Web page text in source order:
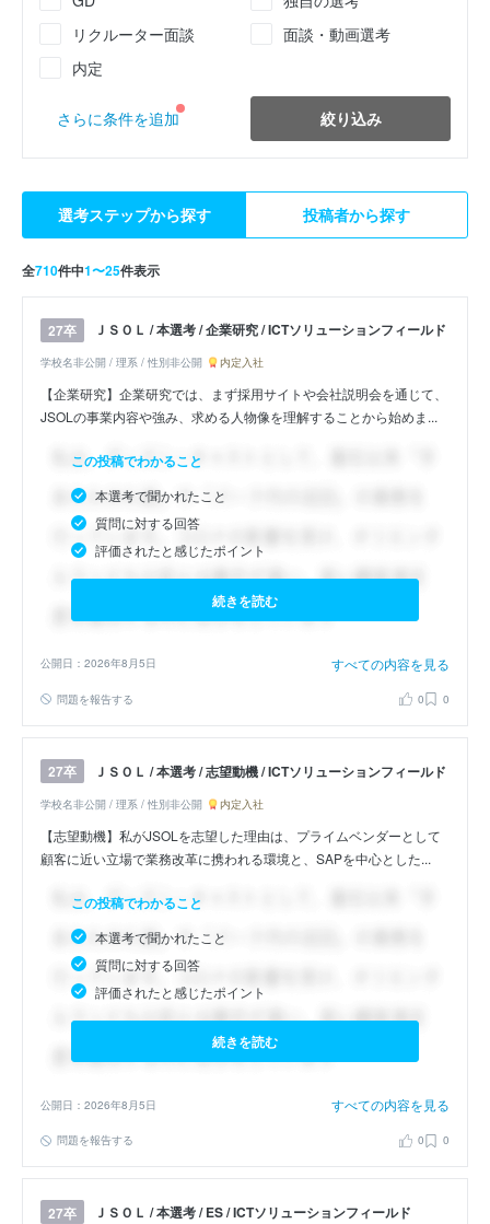
リクルーター面談
面談・動画選考
内定
さらに条件を追加 絞り込み
選考ステップから探す 投稿者から探す
全710件中1〜25件表示
27卒 ＪＳＯＬ / 本選考 / 企業研究 / ICTソリューションフィールド
学校名非公開 / 理系 / 性別非公開 内定入社
【企業研究】企業研究では、まず採用サイトや会社説明会を通じて、
JSOLの事業内容や強み、求める人物像を理解することから始めま...
この投稿でわかること
本選考で聞かれたこと
質問に対する回答
評価されたと感じたポイント
続きを読む
公開日：2026年8月5日 すべての内容を見る
問題を報告する 0 0
27卒 ＪＳＯＬ / 本選考 / 志望動機 / ICTソリューションフィールド
学校名非公開 / 理系 / 性別非公開 内定入社
【志望動機】私がJSOLを志望した理由は、プライムベンダーとして
顧客に近い立場で業務改革に携われる環境と、SAPを中心とした...
この投稿でわかること
本選考で聞かれたこと
質問に対する回答
評価されたと感じたポイント
続きを読む
公開日：2026年8月5日 すべての内容を見る
問題を報告する 0 0
27卒 ＪＳＯＬ / 本選考 / ES / ICTソリューションフィールド